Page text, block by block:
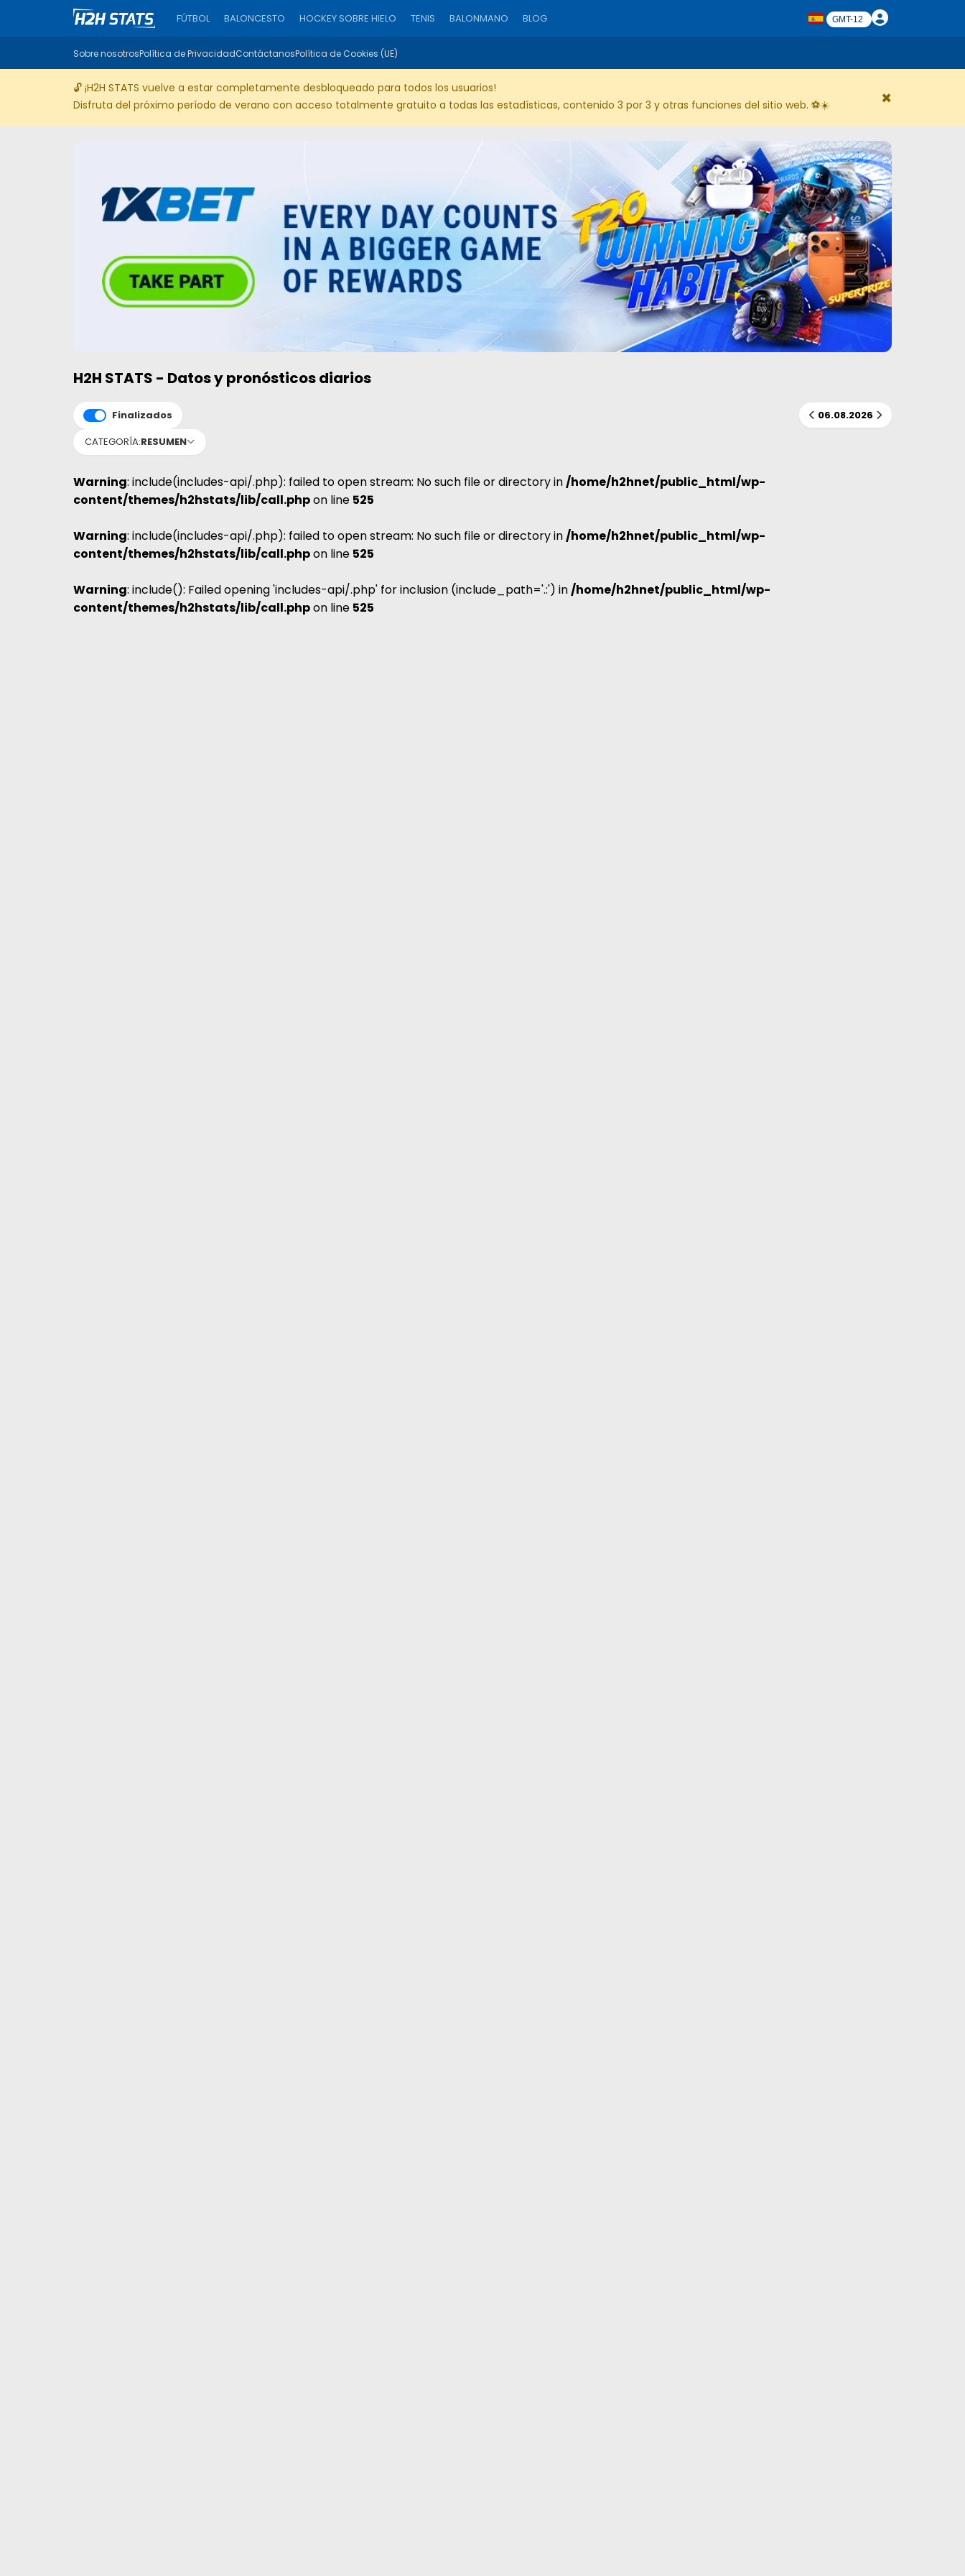
FÚTBOL BALONCESTO HOCKEY SOBRE HIELO TENIS BALONMANO BLOG
Sobre nosotrosPolítica de PrivacidadContáctanosPolítica de Cookies (UE)
🔓 ¡H2H STATS vuelve a estar completamente desbloqueado para todos los usuarios!
Disfruta del próximo período de verano con acceso totalmente gratuito a todas las estadísticas, contenido 3 por 3 y otras funciones del sitio web. ⚽☀️
×
H2H STATS - Datos y pronósticos diarios
Finalizados
06.08.2026
CATEGORÍA:RESUMEN
Warning: include(includes-api/.php): failed to open stream: No such file or directory in/home/h2hnet/public_html/wp-
content/themes/h2hstats/lib/call.phpon line 525
Warning: include(includes-api/.php): failed to open stream: No such file or directory in/home/h2hnet/public_html/wp-
content/themes/h2hstats/lib/call.phpon line 525
Warning: include(): Failed opening 'includes-api/.php' for inclusion (include_path='.:') in/home/h2hnet/public_html/wp-
content/themes/h2hstats/lib/call.phpon line 525